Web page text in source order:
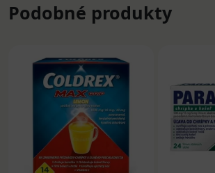
Podobné produkty